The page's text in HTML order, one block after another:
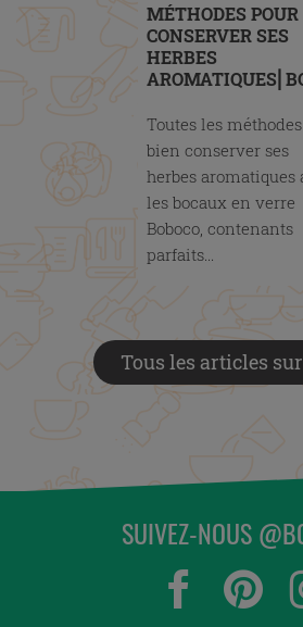
MÉTHODES POUR
CONSERVER SES
HERBES
Toutes les
bien conserver ses
herbes aromatiques
les bocaux en verre
Boboco, contenants
parfaits...
Tous les articles
SUIVEZ-NOUS